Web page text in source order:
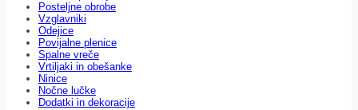
Posteljne obrobe
Vzglavniki
Odejice
Povijalne plenice
Spalne vreče
Vrtiljaki in obešanke
Ninice
Nočne lučke
Dodatki in dekoracije